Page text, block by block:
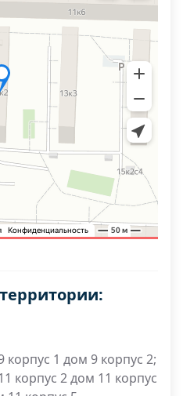
1 дом 9 корпус 2;
корпус 2 дом 11 корпус